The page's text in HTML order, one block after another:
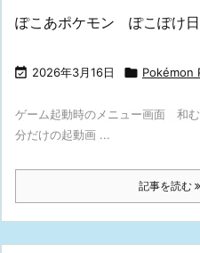
ぽこあポケモン ぽこぽけ
 2026年3月16日  Pokémon
ゲーム起動時のメニュー画面 和
分だけの起動画 ...
記事を読む